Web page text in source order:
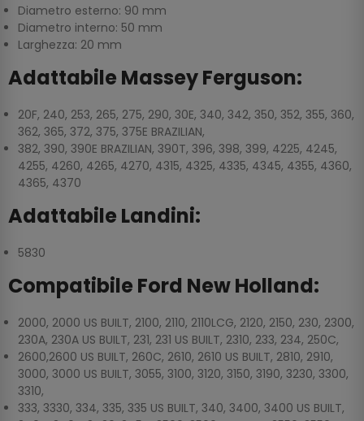
Diametro esterno: 90 mm
Diametro interno: 50 mm
Larghezza: 20 mm
Adattabile Massey Ferguson:
20F, 240, 253, 265, 275, 290, 30E, 340, 342, 350, 352, 355, 360,
362, 365, 372, 375, 375E BRAZILIAN,
382, 390, 390E BRAZILIAN, 390T, 396, 398, 399, 4225, 4245,
4255, 4260, 4265, 4270, 4315, 4325, 4335, 4345, 4355, 4360,
4365, 4370
Adattabile Landini:
5830
Compatibile Ford New Holland:
2000, 2000 US BUILT, 2100, 2110, 2110LCG, 2120, 2150, 230, 2300,
230A, 230A US BUILT, 231, 231 US BUILT, 2310, 233, 234, 250C,
2600,2600 US BUILT, 260C, 2610, 2610 US BUILT, 2810, 2910,
3000, 3000 US BUILT, 3055, 3100, 3120, 3150, 3190, 3230, 3300,
3310,
333, 3330, 334, 335, 335 US BUILT, 340, 3400, 3400 US BUILT,